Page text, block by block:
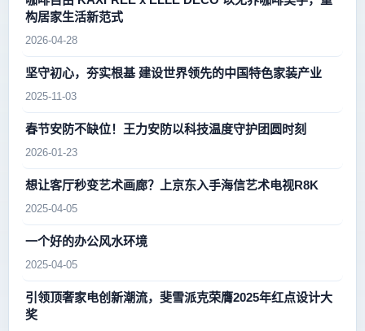
构居家生活新范式
2026-04-28
坚守初心，夯实根基 建设世界领先的中国特色家装产业
2025-11-03
春节安防不缺位！王力安防以科技温度守护团圆时刻
2026-01-23
想让客厅秒变艺术画廊？上京东入手海信艺术电视R8K
2025-04-05
一个好的办公风水环境
2025-04-05
引领顶奢家电创新潮流，斐雪派克荣膺2025年红点设计大
奖